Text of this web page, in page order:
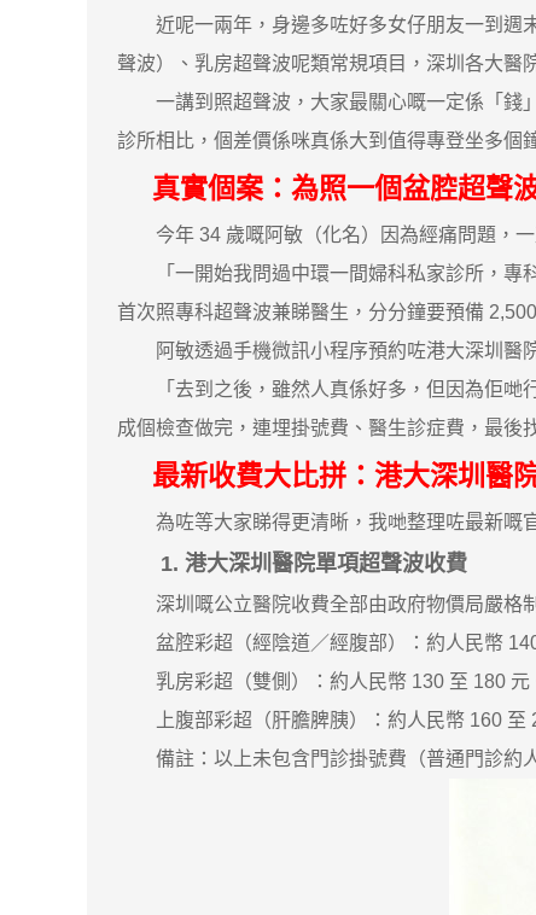
近呢一兩年，身邊多咗好多女仔朋友一到週末
聲波）、乳房超聲波呢類常規項目，深圳各大醫
一講到照超聲波，大家最關心嘅一定係「錢」
診所相比，個差價係咪真係大到值得專登坐多個
真實個案：為照一個盆腔超聲
今年 34 歲嘅阿敏（化名）因為經痛問題，一
「一開始我問過中環一間婦科私家診所，專科
首次照專科超聲波兼睇醫生，分分鐘要預備
阿敏透過手機微訊小程序預約咗港大深圳醫
「去到之後，雖然人真係好多，但因為佢哋行
成個檢查做完，連埋掛號費、醫生診症費，最後
最新收費大比拼：港大深圳醫
為咗等大家睇得更清晰，我哋整理咗最新嘅官
1. 港大深圳醫院單項超聲波收費
深圳嘅公立醫院收費全部由政府物價局嚴格制
盆腔彩超（經陰道／經腹部）：約人民幣 140
乳房彩超（雙側）：約人民幣 130 至 180 元
上腹部彩超（肝膽脾胰）：約人民幣 160 至
備註：以上未包含門診掛號費（普通門診約人